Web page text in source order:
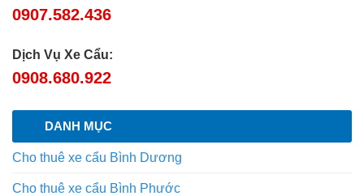
0907.582.436
Dịch Vụ Xe Cẩu:
0908.680.922
DANH MỤC
Cho thuê xe cẩu Bình Dương
Cho thuê xe cẩu Bình Phước